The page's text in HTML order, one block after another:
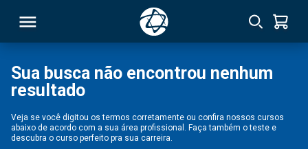
Sua busca não encontrou nenhum
resultado
Veja se você digitou os termos corretamente ou confira nossos cursos
abaixo de acordo com a sua área profissional. Faça também o teste e
descubra o curso perfeito pra sua carreira.